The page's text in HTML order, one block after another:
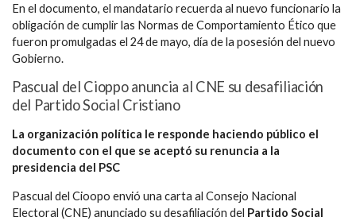
En el documento, el mandatario recuerda al nuevo funcionario la
obligación de cumplir las Normas de Comportamiento Ético que
fueron promulgadas el 24 de mayo, día de la posesión del nuevo
Gobierno.
Pascual del Cioppo anuncia al CNE su desafiliación
del Partido Social Cristiano
La organización política le responde haciendo público el
documento con el que se aceptó su renuncia a la
presidencia del PSC
Pascual del Cioopo envió una carta al Consejo Nacional
Electoral (CNE) anunciado su desafiliación del Partido Social